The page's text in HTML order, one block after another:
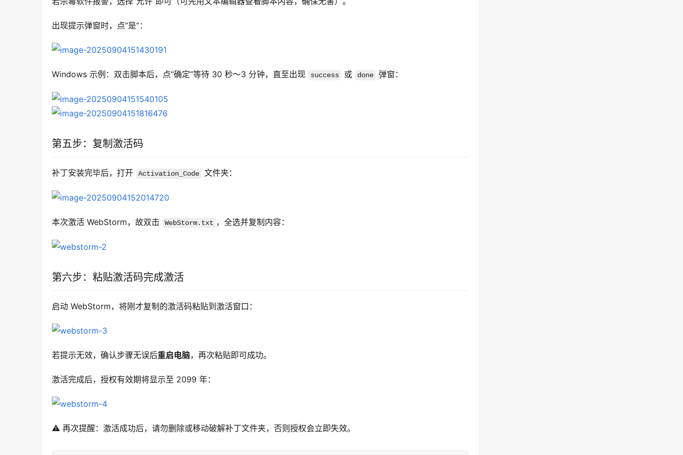
出现提示弹窗时，点“是”：
Windows 示例：双击脚本后，点“确定”等待 30 秒～3 分钟，直至出现 success 或 done 弹窗：
第五步：复制激活码
补丁安装完毕后，打开 Activation_Code 文件夹：
本次激活 WebStorm，故双击 WebStorm.txt ，全选并复制内容：
第六步：粘贴激活码完成激活
启动 WebStorm，将刚才复制的激活码粘贴到激活窗口：
若提示无效，确认步骤无误后重启电脑，再次粘贴即可成功。
激活完成后，授权有效期将显示至 2099 年：
⚠️ 再次提醒：激活成功后，请勿删除或移动破解补丁文件夹，否则授权会立即失效。